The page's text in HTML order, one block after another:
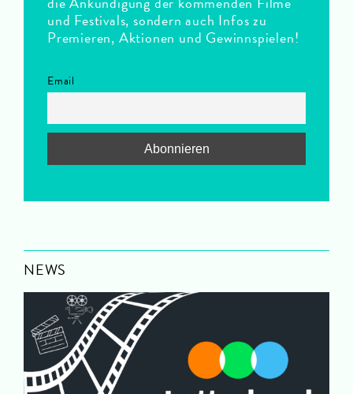
und Festivals, sondern auch Infos zu
Premieren, Aktionen und Gewinnspielen!
Email
NEWS